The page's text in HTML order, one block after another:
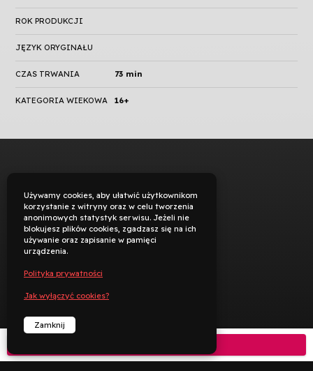
ROK PRODUKCJI
JĘZYK ORYGINAŁU
CZAS TRWANIA 73 min
KATEGORIA WIEKOWA 16+
Używamy cookies, aby ułatwić użytkownikom
korzystanie z witryny oraz w celu tworzenia
anonimowych statystyk serwisu. Jeżeli nie
blokujesz plików cookies, zgadzasz się na ich
używanie oraz zapisanie w pamięci
urządzenia.
Polityka prywatności
Jak wyłączyć cookies?
Zamknij